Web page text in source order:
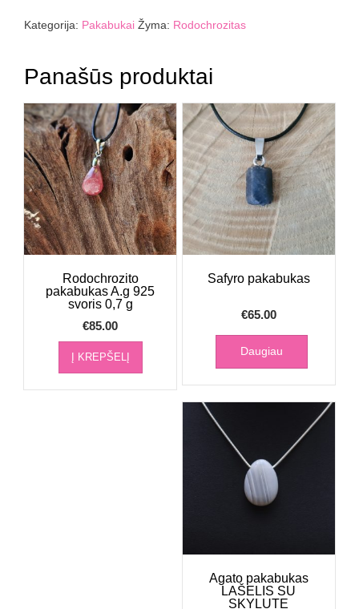
pakabukas
Kategorija: Pakabukai Žyma: Rodochrozitas
Panašūs produktai
Rodochrozito
pakabukas A.g 925
svoris 0,7 g
€85.00
Į KREPŠELĮ
Safyro pakabukas
€65.00
Daugiau
Agato pakabukas
LAŠELIS SU
SKYLUTE